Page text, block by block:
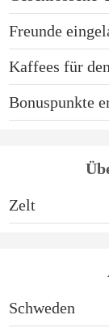
Freunde
Kaffees für
Bonuspunkte
Zelt
Schweden